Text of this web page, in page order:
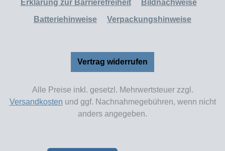
Erklärung zur Barrierefreiheit
Bildnachweise
Batteriehinweise
Verpackungshinweise
Vertrag widerrufen
Alle Preise inkl. gesetzl. Mehrwertsteuer zzgl.
Versandkosten und ggf. Nachnahmegebühren, wenn nicht
anders angegeben.